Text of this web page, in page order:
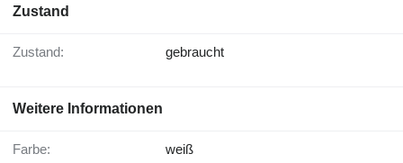
Zustand
Zustand: gebraucht
Weitere Informationen
Farbe: weiß